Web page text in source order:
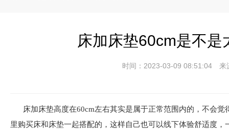
床加床垫60cm是不是
时间：2023-03-09 08:51:04
床加床垫高度在60cm左右其实是属于正常范围内的，不会
里购买床和床垫一起搭配的，这样自己也可以线下体验舒适度